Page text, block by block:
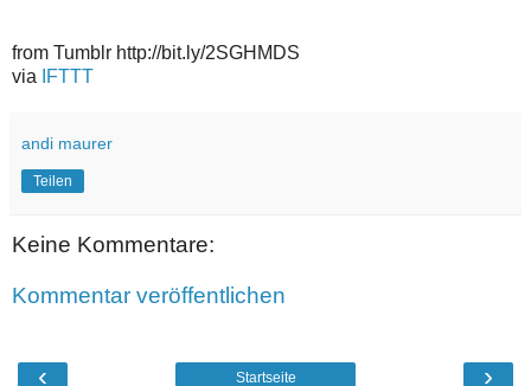
from Tumblr http://bit.ly/2SGHMDS
via
IFTTT
andi maurer
Teilen
Keine Kommentare:
Kommentar veröffentlichen
‹ ›
Startseite